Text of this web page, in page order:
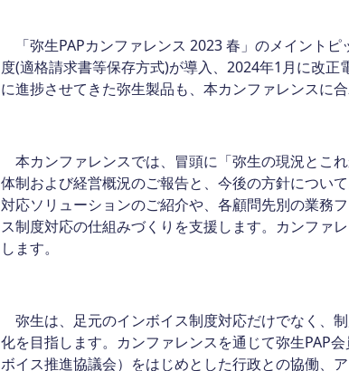
「弥生PAPカンファレンス 2023 春」のメイント
度(適格請求書等保存方式)が導入、2024年1月に改
に進捗させてきた弥生製品も、本カンファレンスに
本カンファレンスでは、冒頭に「弥生の現況とこ
体制および経営概況のご報告と、今後の方針につい
対応ソリューションのご紹介や、各顧問先別の業務
ス制度対応の仕組みづくりを支援します。カンファ
します。
弥生は、足元のインボイス制度対応だけでなく、
化を目指します。カンファレンスを通じて弥生PAP
ボイス推進協議会）をはじめとした行政との協働、